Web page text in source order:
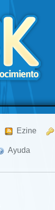
Ezine
Ayuda